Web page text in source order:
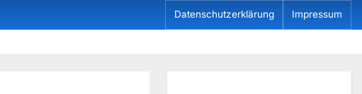
Datenschutzerklärung Impressum